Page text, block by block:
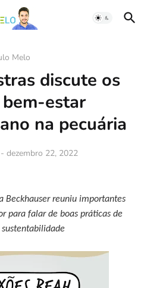
Melo
discute os
estar
na pecuária
- dezembro 22, 2022
Beckhauser reuniu importantes
para falar de boas práticas de